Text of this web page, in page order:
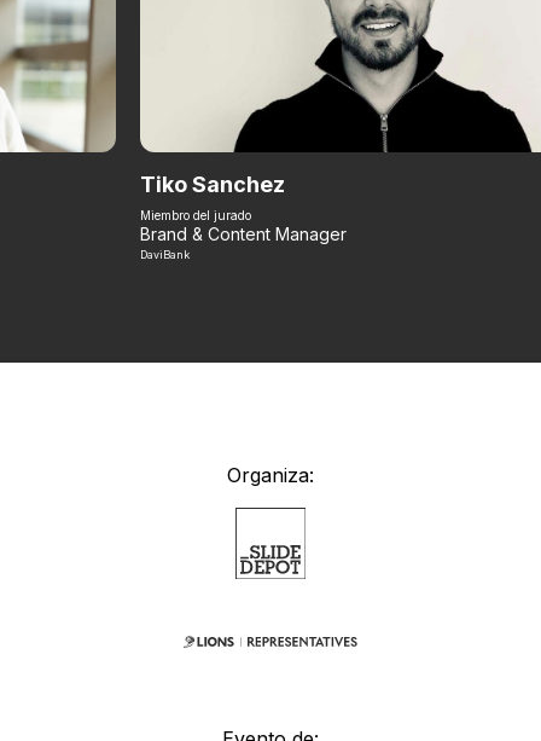
Tiko Sanchez
Miembro del jurado
Brand & Content Manager
DaviBank
Organiza: